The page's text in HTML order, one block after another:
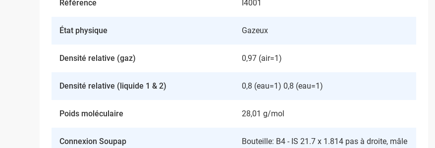
Référence I4001
État physique Gazeux
Densité relative (gaz) 0,97 (air=1)
Densité relative (liquide 1 & 2) 0,8 (eau=1) 0,8 (eau=1)
Poids moléculaire 28,01 g/mol
Connexion Soupap
Bouteille: B4 - IS 21.7 x 1.814 pas à droite, mâle